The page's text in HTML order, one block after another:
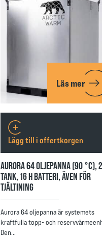
Läs mer
AURORA 64 OLJEPANNA (90 °C),
TANK, 16 H BATTERI, ÄVEN FÖR
TJÄLTINING
Aurora 64 oljepanna är systemets
kraftfulla topp- och
Den…
Lägg till i offertkorgen